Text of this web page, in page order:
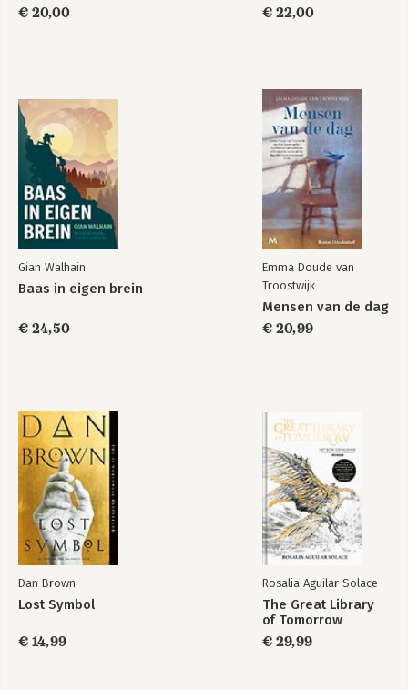
€ 20,00 € 22,00
Gian Walhain
Baas in eigen brein
€ 24,50
Emma Doude van
Troostwijk
Mensen van de dag
€ 20,99
Dan Brown
Lost Symbol
€ 14,99
Rosalia Aguilar Solace
The Great Library
of Tomorrow
€ 29,99